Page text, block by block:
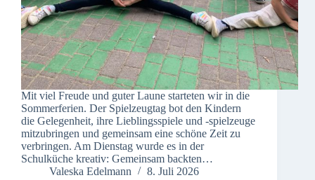
Mit viel Freude und guter Laune starteten wir in die
Sommerferien. Der Spielzeugtag bot den Kindern
die Gelegenheit, ihre Lieblingsspiele und -spielzeuge
mitzubringen und gemeinsam eine schöne Zeit zu
verbringen. Am Dienstag wurde es in der
Schulküche kreativ: Gemeinsam backten…
Valeska Edelmann
8. Juli 2026